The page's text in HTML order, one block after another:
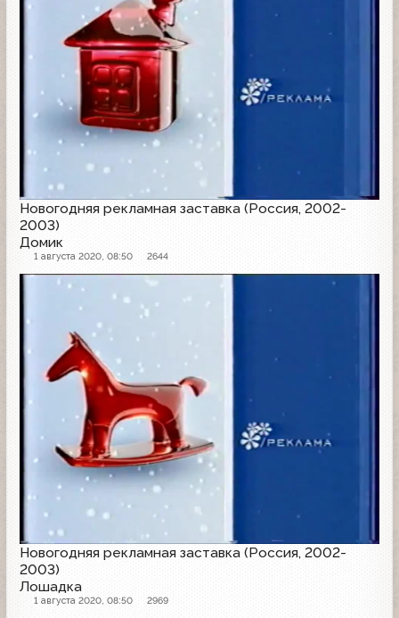
Новогодняя рекламная заставка (Россия, 2002-
2003)
Домик
1 августа 2020, 08:50 2644
Новогодняя рекламная заставка (Россия, 2002-
2003)
Лошадка
1 августа 2020, 08:50 2969